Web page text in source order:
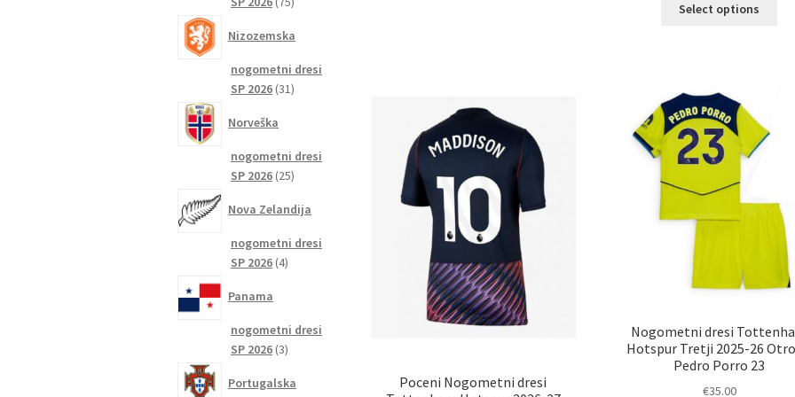
izdelka
Select options
Poceni Nogometni dresi
Nogometni dresi
Hotspur Tretji 2025-26
Pedro Porro 23
€35.00
Nizozemska
nogometni dresi
SP 2026 3131
Norveška
nogometni dresi
SP 2026 2525
Nova Zelandija
nogometni dresi
SP 2026 44
Panama
nogometni dresi
SP 2026 33
Portugalska